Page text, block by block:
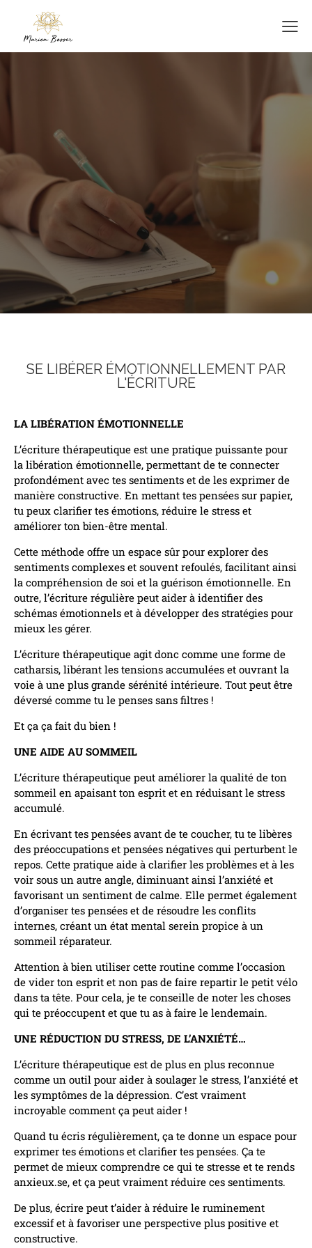
SE LIBÉRER ÉMOTIONNELLEMENT PAR
L'ÉCRITURE
LA LIBÉRATION ÉMOTIONNELLE
L’écriture thérapeutique est une pratique puissante pour
la libération émotionnelle, permettant de te connecter
profondément avec tes sentiments et de les exprimer de
manière constructive. En mettant tes pensées sur papier,
tu peux clarifier tes émotions, réduire le stress et
améliorer ton bien-être mental.
Cette méthode offre un espace sûr pour explorer des
sentiments complexes et souvent refoulés, facilitant ainsi
la compréhension de soi et la guérison émotionnelle. En
outre, l’écriture régulière peut aider à identifier des
schémas émotionnels et à développer des stratégies pour
mieux les gérer.
L’écriture thérapeutique agit donc comme une forme de
catharsis, libérant les tensions accumulées et ouvrant la
voie à une plus grande sérénité intérieure. Tout peut être
déversé comme tu le penses sans filtres !
Et ça ça fait du bien !
UNE AIDE AU SOMMEIL
L’écriture thérapeutique peut améliorer la qualité de ton
sommeil en apaisant ton esprit et en réduisant le stress
accumulé.
En écrivant tes pensées avant de te coucher, tu te libères
des préoccupations et pensées négatives qui perturbent le
repos. Cette pratique aide à clarifier les problèmes et à les
voir sous un autre angle, diminuant ainsi l’anxiété et
favorisant un sentiment de calme. Elle permet également
d’organiser tes pensées et de résoudre les conflits
internes, créant un état mental serein propice à un
sommeil réparateur.
Attention à bien utiliser cette routine comme l’occasion
de vider ton esprit et non pas de faire repartir le petit vélo
dans ta tête. Pour cela, je te conseille de noter les choses
qui te préoccupent et que tu as à faire le lendemain.
UNE RÉDUCTION DU STRESS, DE L’ANXIÉTÉ…
L’écriture thérapeutique est de plus en plus reconnue
comme un outil pour aider à soulager le stress, l’anxiété et
les symptômes de la dépression. C’est vraiment
incroyable comment ça peut aider !
Quand tu écris régulièrement, ça te donne un espace pour
exprimer tes émotions et clarifier tes pensées. Ça te
permet de mieux comprendre ce qui te stresse et te rends
anxieux.se, et ça peut vraiment réduire ces sentiments.
De plus, écrire peut t’aider à réduire le ruminement
excessif et à favoriser une perspective plus positive et
constructive.